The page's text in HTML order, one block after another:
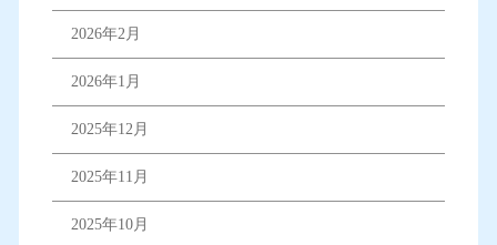
2026年2月
2026年1月
2025年12月
2025年11月
2025年10月